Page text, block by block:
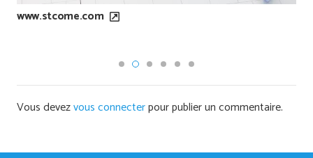
www.stcome.com
Vous devezvous connecterpour publier un commentaire.